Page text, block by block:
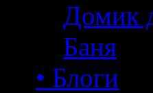
Домик
Баня
• Блоги